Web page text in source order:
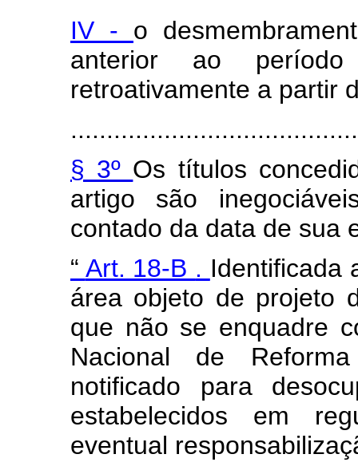
IV - o
anterior ao
retroativamente a partir
§ 3º Os títulos
artigo são
contado da data de sua
“ Art. 18-B . Identificada
área objeto de projeto
que não se enquadre
Nacional de
notificado para
estabelecidos em
eventual